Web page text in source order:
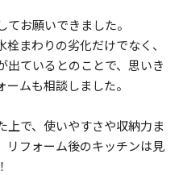
お願いできました。
まわりの劣化だけでなく、
出ているとのことで、思いき
ムも相談しました。
上で、使いやすさや収納力ま
リフォーム後のキッチンは見